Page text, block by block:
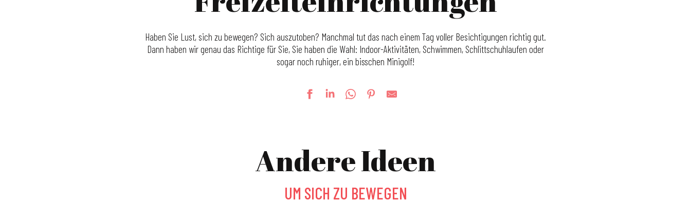
Haben Sie Lust, sich zu bewegen? Sich auszutoben? Manchmal tut das nach einem Tag voller Besichtigungen richtig gut.
Dann haben wir genau das Richtige für Sie, Sie haben die Wahl: Indoor-Aktivitäten, Schwimmen, Schlittschuhlaufen oder
sogar noch ruhiger, ein bisschen Minigolf!
Andere Ideen
UM SICH ZU BEWEGEN